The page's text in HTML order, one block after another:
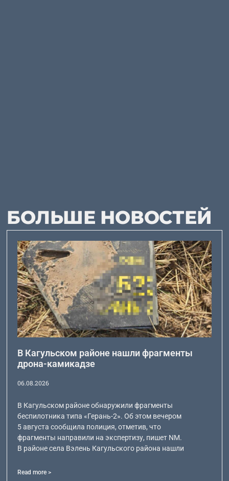
БОЛЬШЕ НОВОСТЕЙ
В Кагульском районе нашли фрагменты
дрона-камикадзе
06.08.2026
В Кагульском районе обнаружили фрагменты
беспилотника типа «Герань-2». Об этом вечером
5 августа сообщила полиция, отметив, что
фрагменты направили на экспертизу, пишет NM.
В районе села Вэлень Кагульского района нашли
Read more >